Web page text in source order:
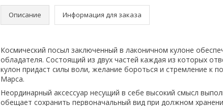
Описание Информация для заказа
Космический посыл заключенный в лаконичном кулоне
обладателя. Состоящий из двух частей каждая из которых
кулон придаст силы воли, желание бороться и стремление к
Марса.
Неординарный аксессуар несущий в себе высокий смысл
обещает сохранить первоначальный вид при должном